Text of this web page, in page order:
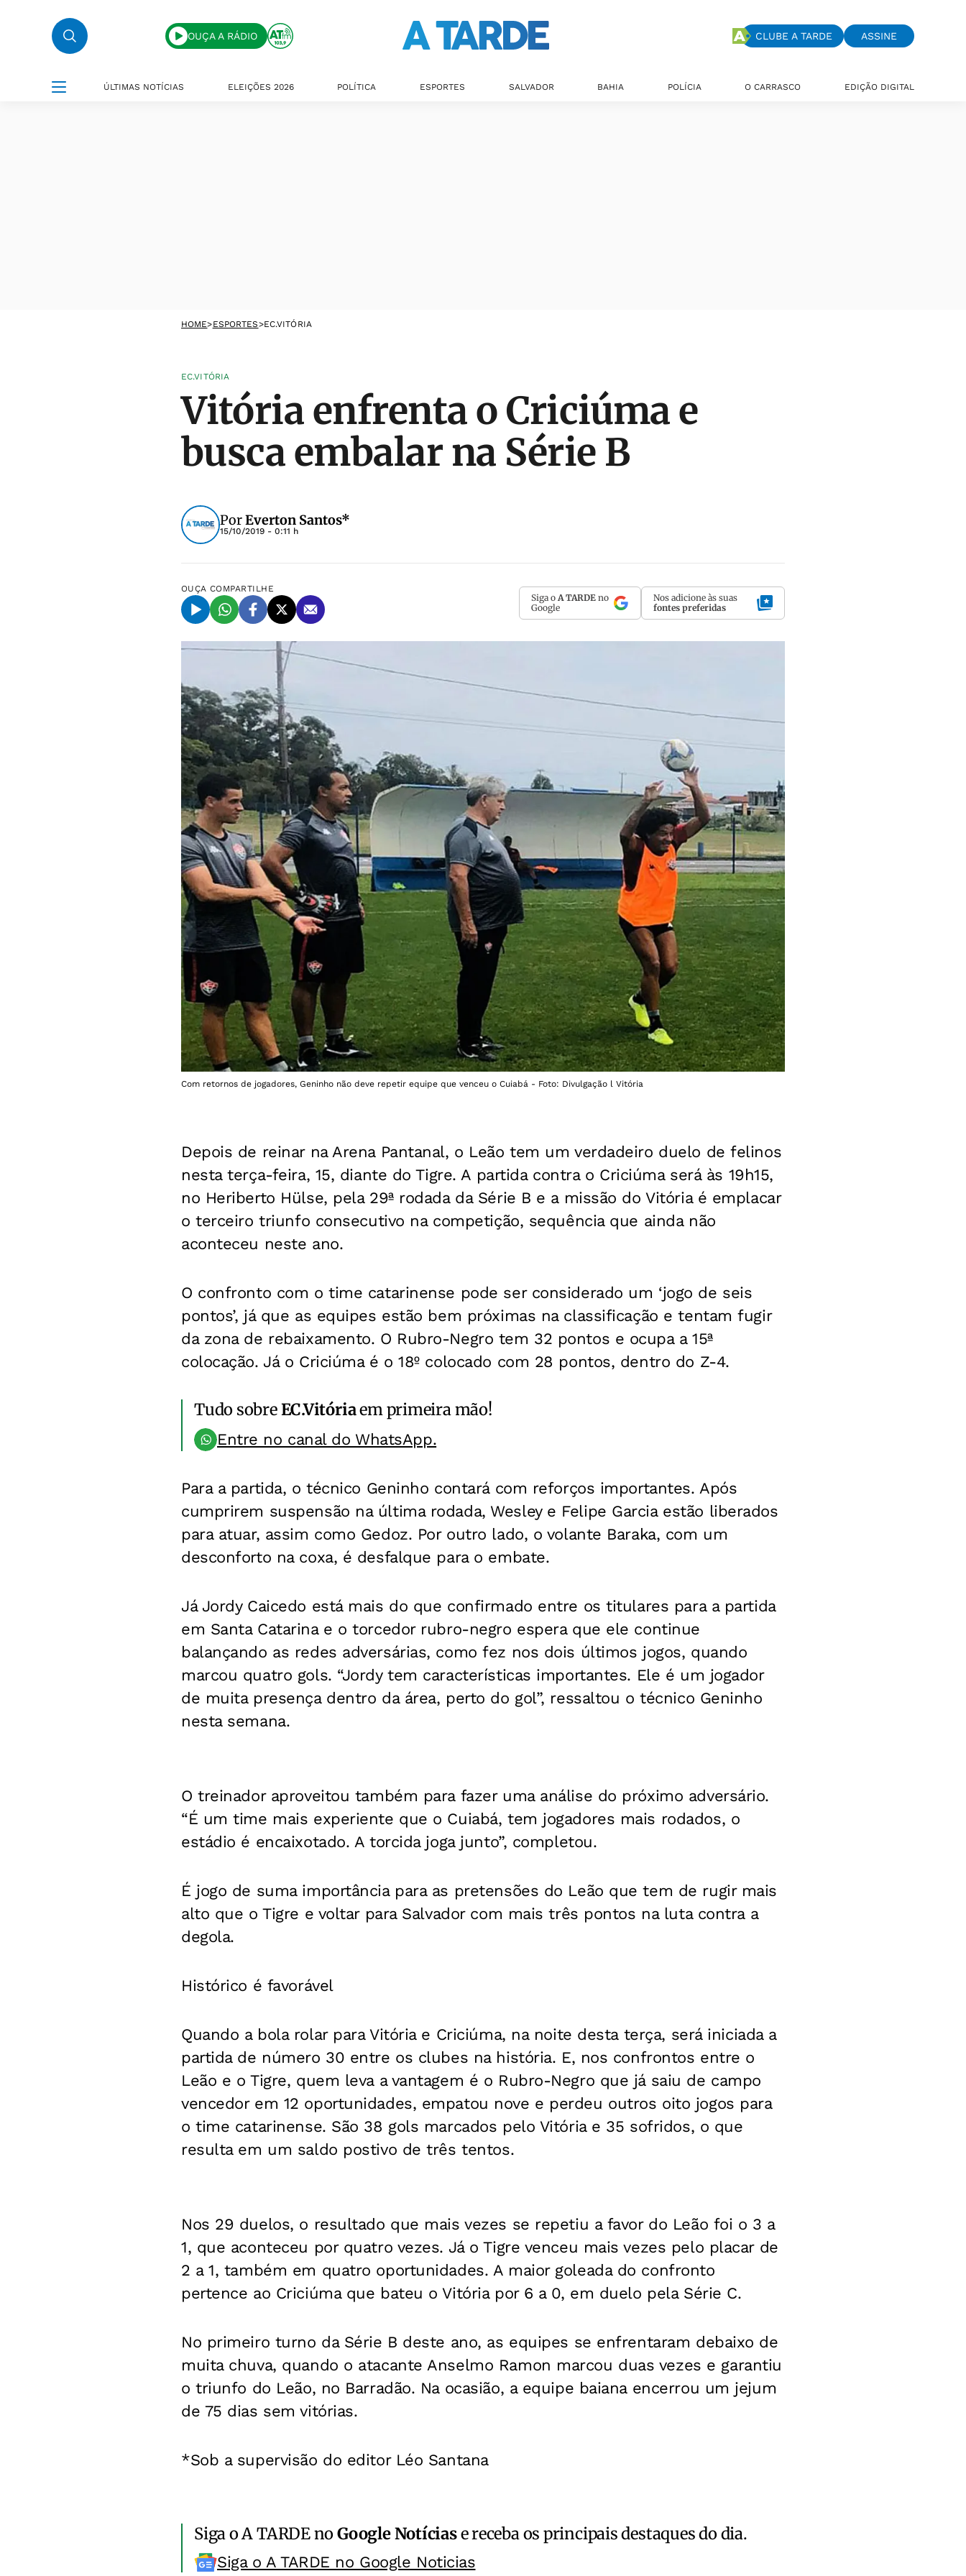
OUÇA A RÁDIO CLUBE A TARDE ASSINE
ÚLTIMAS NOTÍCIAS ELEIÇÕES 2026 POLÍTICA ESPORTES SALVADOR BAHIA POLÍCIA O CARRASCO EDIÇÃO DIGITAL
HOME>ESPORTES>EC.VITÓRIA
EC.VITÓRIA
Vitória enfrenta o Criciúma e
busca embalar na Série B
PorEverton Santos*
15/10/2019 - 0:11 h
OUÇA COMPARTILHE
Siga o A TARDE no
Google
Nos adicione às suas
fontes preferidas
Com retornos de jogadores, Geninho não deve repetir equipe que venceu o Cuiabá - Foto: Divulgação l Vitória
Depois de reinar na Arena Pantanal, o Leão tem um verdadeiro duelo de felinos
nesta terça-feira, 15, diante do Tigre. A partida contra o Criciúma será às 19h15,
no Heriberto Hülse, pela 29ª rodada da Série B e a missão do Vitória é emplacar
o terceiro triunfo consecutivo na competição, sequência que ainda não
aconteceu neste ano.
O confronto com o time catarinense pode ser considerado um ‘jogo de seis
pontos’, já que as equipes estão bem próximas na classificação e tentam fugir
da zona de rebaixamento. O Rubro-Negro tem 32 pontos e ocupa a 15ª
colocação. Já o Criciúma é o 18º colocado com 28 pontos, dentro do Z-4.
Tudo sobreEC.Vitóriaem primeira mão!
Entre no canal do WhatsApp.
Para a partida, o técnico Geninho contará com reforços importantes. Após
cumprirem suspensão na última rodada, Wesley e Felipe Garcia estão liberados
para atuar, assim como Gedoz. Por outro lado, o volante Baraka, com um
desconforto na coxa, é desfalque para o embate.
Já Jordy Caicedo está mais do que confirmado entre os titulares para a partida
em Santa Catarina e o torcedor rubro-negro espera que ele continue
balançando as redes adversárias, como fez nos dois últimos jogos, quando
marcou quatro gols. “Jordy tem características importantes. Ele é um jogador
de muita presença dentro da área, perto do gol”, ressaltou o técnico Geninho
nesta semana.
O treinador aproveitou também para fazer uma análise do próximo adversário.
“É um time mais experiente que o Cuiabá, tem jogadores mais rodados, o
estádio é encaixotado. A torcida joga junto”, completou.
É jogo de suma importância para as pretensões do Leão que tem de rugir mais
alto que o Tigre e voltar para Salvador com mais três pontos na luta contra a
degola.
Histórico é favorável
Quando a bola rolar para Vitória e Criciúma, na noite desta terça, será iniciada a
partida de número 30 entre os clubes na história. E, nos confrontos entre o
Leão e o Tigre, quem leva a vantagem é o Rubro-Negro que já saiu de campo
vencedor em 12 oportunidades, empatou nove e perdeu outros oito jogos para
o time catarinense. São 38 gols marcados pelo Vitória e 35 sofridos, o que
resulta em um saldo postivo de três tentos.
Nos 29 duelos, o resultado que mais vezes se repetiu a favor do Leão foi o 3 a
1, que aconteceu por quatro vezes. Já o Tigre venceu mais vezes pelo placar de
2 a 1, também em quatro oportunidades. A maior goleada do confronto
pertence ao Criciúma que bateu o Vitória por 6 a 0, em duelo pela Série C.
No primeiro turno da Série B deste ano, as equipes se enfrentaram debaixo de
muita chuva, quando o atacante Anselmo Ramon marcou duas vezes e garantiu
o triunfo do Leão, no Barradão. Na ocasião, a equipe baiana encerrou um jejum
de 75 dias sem vitórias.
*Sob a supervisão do editor Léo Santana
Siga o A TARDE noGoogle Notíciase receba os principais destaques do dia.
Siga o A TARDE no Google Noticias